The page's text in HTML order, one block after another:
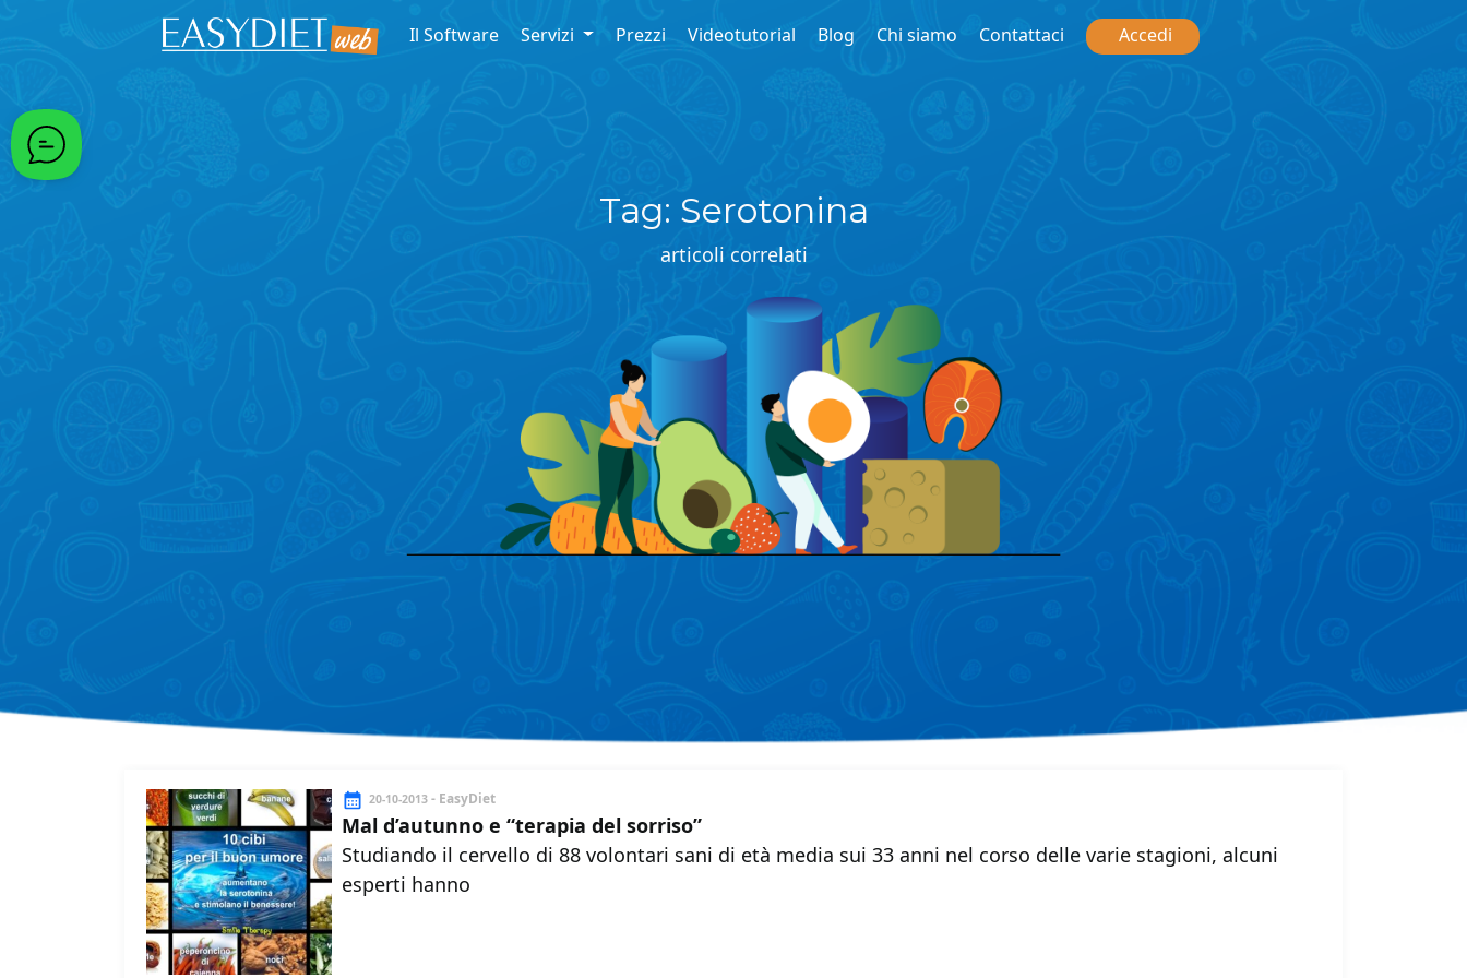
Passa al contenuto principale
Il Software
Servizi Prezzi Videotutorial Blog Chi siamo Contattaci Accedi
Tag: Serotonina
articoli correlati
20-10-2013 - EasyDiet
Mal d’autunno e “terapia del sorriso”
Studiando il cervello di 88 volontari sani di età media sui 33 anni nel corso delle varie stagioni, alcuni
esperti hanno